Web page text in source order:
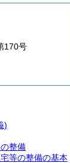
170号
)
整備
等の整備の基本